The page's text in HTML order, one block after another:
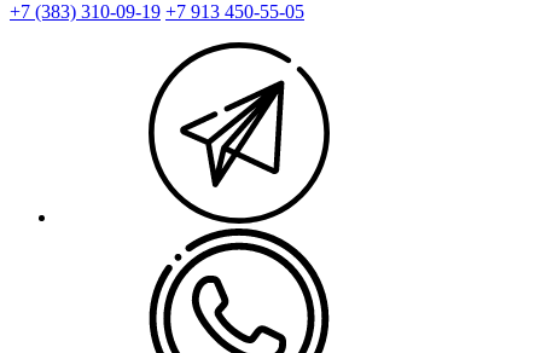
+7 (383) 310-09-19 +7 913 450-55-05